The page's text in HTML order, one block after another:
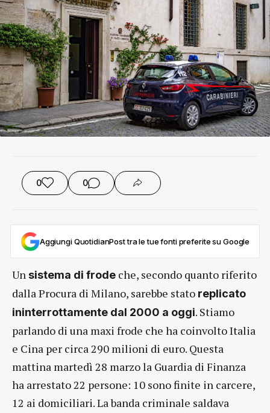
0 0
Aggiungi QuotidianPost tra le tue fonti preferite su Google
Unsistema di frode che, secondo quanto riferito
dalla Procura di Milano, sarebbe stato replicato
ininterrottamente dal 2000 a oggi. Stiamo
parlando di una maxi frode che ha coinvolto Italia
e Cina per circa 290 milioni di euro. Questa
mattina martedì 28 marzo la Guardia di Finanza
ha arrestato 22 persone: 10 sono finite in carcere,
12 ai domiciliari. La banda criminale saldava